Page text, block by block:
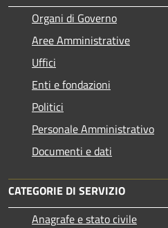
Organi di Governo
Aree Amministrative
Uffici
Enti e fondazioni
Politici
Personale Amministrativo
Documenti e dati
CATEGORIE DI SERVIZIO
Anagrafe e stato civile